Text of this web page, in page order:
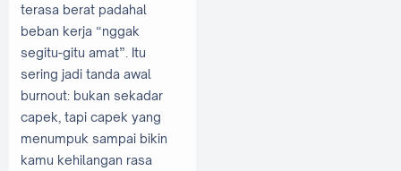
terasa berat padahal
beban kerja “nggak
segitu-gitu amat”. Itu
sering jadi tanda awal
burnout: bukan sekadar
capek, tapi capek yang
menumpuk sampai bikin
kamu kehilangan rasa